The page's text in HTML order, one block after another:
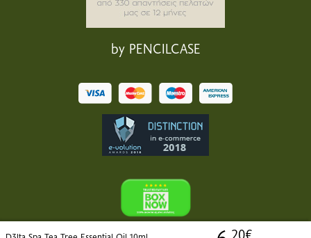
.20€
by PENCILCASE